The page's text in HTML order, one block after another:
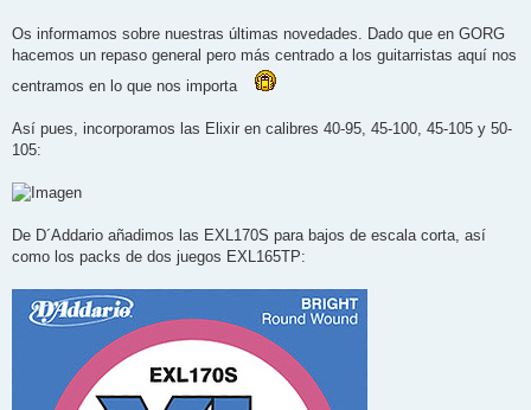
j
Os informamos sobre nuestras últimas novedades. Dado que en GORG
hacemos un repaso general pero más centrado a los guitarristas aquí nos
centramos en lo que nos importa
Así pues, incorporamos las Elixir en calibres 40-95, 45-100, 45-105 y 50-
105:
De D´Addario añadimos las EXL170S para bajos de escala corta, así
como los packs de dos juegos EXL165TP: